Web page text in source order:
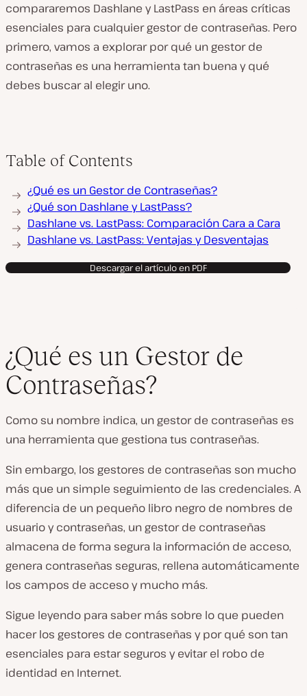
compararemos Dashlane y LastPass en áreas críticas
esenciales para cualquier gestor de contraseñas. Pero
primero, vamos a explorar por qué un gestor de
contraseñas es una herramienta tan buena y qué
debes buscar al elegir uno.
Table of Contents
¿Qué es un Gestor de Contraseñas?
¿Qué son Dashlane y LastPass?
Dashlane vs. LastPass: Comparación Cara a Cara
Dashlane vs. LastPass: Ventajas y Desventajas
Descargar el artículo en PDF
¿Qué es un Gestor de
Contraseñas?
Como su nombre indica, un gestor de contraseñas es
una herramienta que gestiona tus contraseñas.
Sin embargo, los gestores de contraseñas son mucho
más que un simple seguimiento de las credenciales. A
diferencia de un pequeño libro negro de nombres de
usuario y contraseñas, un gestor de contraseñas
almacena de forma segura la información de acceso,
genera contraseñas seguras, rellena automáticamente
los campos de acceso y mucho más.
Sigue leyendo para saber más sobre lo que pueden
hacer los gestores de contraseñas y por qué son tan
esenciales para estar seguros y evitar el robo de
identidad en Internet.